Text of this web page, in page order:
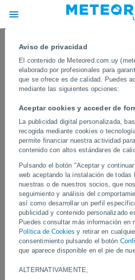
Aviso de privacidad
El contenido de Meteored.com.uy
elaborado por profesionales para
que se ofrece es de calidad. Puedes
mediante las siguientes opciones:
Aceptar cookies y acceder de
La publicidad digital personalizada,
recogida mediante cookies o
permite financiar nuestra actividad
contenido con altos estándares de
Pulsando el botón "Aceptar y
web aceptando la instalación de
nuestras o de nuestros socios, que
seguimiento y análisis del
así como desarrollar un perfil
publicidad y contenido personalizado
Puedes consultar más información en
Política de Cookies y retirar en
consentimiento pulsando el botón
que aparece disponible en el pie de
ALTERNATIVAMENTE,
¡Dramáticas
Kampala, Uganda! En
de la ciudad hay más de
agua
Las intensas lluvias provocaron graves
generando destrozos en varias zonas y
intransitables. Factores como el cambio
deficiente agravan estas crisis
Vídeos